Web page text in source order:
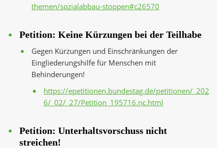
themen/sozialabbau-stoppen#c26570
Petition: Keine Kürzungen bei der Teilhabe
Gegen Kürzungen und Einschränkungen der
Eingliederungshilfe für Menschen mit
Behinderungen!
https://epetitionen.bundestag.de/petitionen/_202
6/_02/_27/Petition_195716.nc.html
Petition: Unterhaltsvorschuss nicht
streichen!